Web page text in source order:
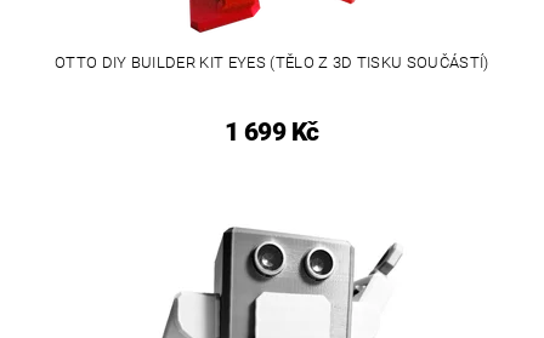
OTTO DIY BUILDER KIT EYES (TĚLO Z 3D TISKU SOUČÁSTÍ)
1 699 Kč